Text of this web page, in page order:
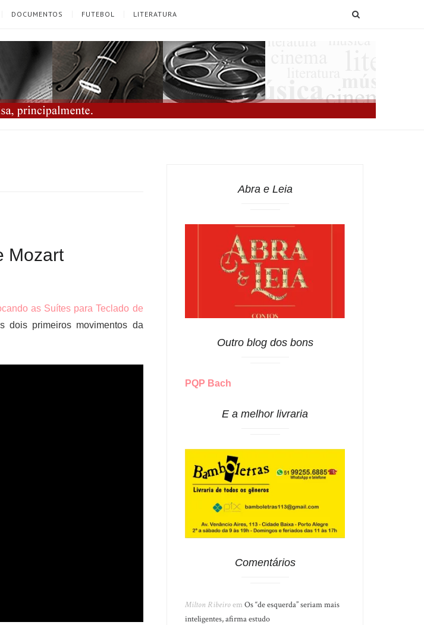
DOCUMENTOS FUTEBOL LITERATURA
Mozart
as Suítes para Teclado de
dois primeiros movimentos da
Abra e Leia
Outro blog dos bons
PQP Bach
E a melhor livraria
Comentários
Milton RibeiroemOs “de esquerda” seriam mais
inteligentes, afirma estudo